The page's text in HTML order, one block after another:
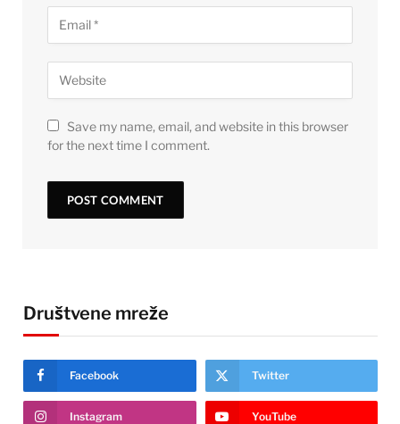
Save my name, email, and website in this browser
for the next time I comment.
Društvene mreže
Facebook Twitter
Instagram YouTube